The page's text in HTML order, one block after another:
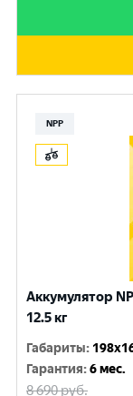
NPP
Аккумулятор
12.5 кг
Габариты:
Гарантия:6 мес.
8 690руб.